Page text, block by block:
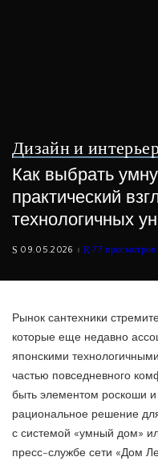
Дизайн и
Как выбрать
практический
технологичных
09.05.2026 77 просмотров
Рынок сантехники
которые еще недавно
японскими
частью повседневного
быть элементом роскоши
рациональное решение
с системой «умный дом»
пресс-службе сети «Дом